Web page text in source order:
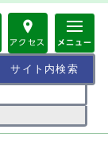
アクセス メニュー